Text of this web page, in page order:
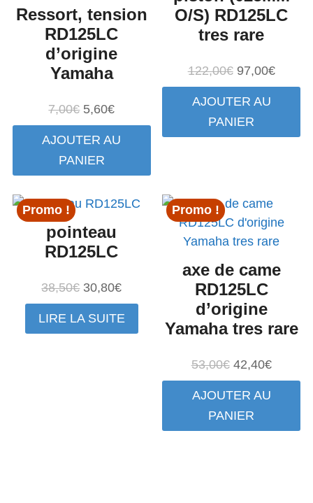
Ressort, tension
RD125LC
d’origine
Yamaha
7,00€ Le
prix
initial
était :
5,60€Le
prix
actuel
AJOUTER AU
PANIER
O/S) RD125LC
tres rare
122,00€ Le
prix
initial
était :
97,00€Le
prix
AJOUTER AU
PANIER
Promo !
pointeau
RD125LC
38,50€ Le
prix
initial
30,80€Le
prix
actuel
LIRE LA SUITE
Promo !
axe de came
RD125LC
d’origine
Yamaha tres rare
53,00€ Le
prix
initial
était :
42,40€Le
prix
AJOUTER AU
PANIER